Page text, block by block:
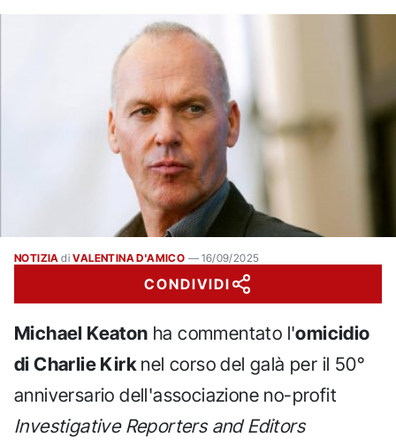
NOTIZIA di VALENTINA D'AMICO —16/09/2025
CONDIVIDI
Michael Keaton ha commentato l'omicidio
di Charlie Kirknel corso del galà per il 50°
anniversario dell'associazione no-profit
Investigative Reporters and Editors